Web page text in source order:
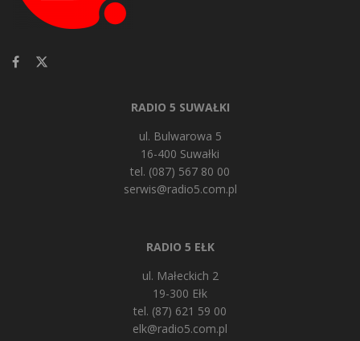
RADIO 5 SUWAŁKI
ul. Bulwarowa 5
16-400 Suwałki
tel. (087) 567 80 00
serwis@radio5.com.pl
RADIO 5 EŁK
ul. Małeckich 2
19-300 Ełk
tel. (87) 621 59 00
elk@radio5.com.pl